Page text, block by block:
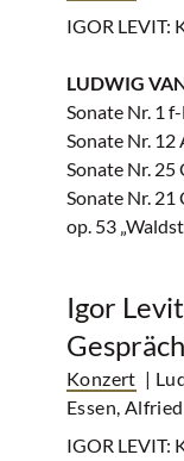
IGOR LEVIT:
LUDWIG
Sonate Nr. 1
Sonate Nr. 12
Sonate Nr. 25
Sonate Nr. 21
op. 53
Igor
Konzert |
Essen,
IGOR LEVIT: